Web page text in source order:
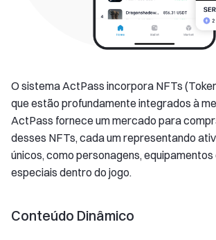
O sistema ActPass incorpora NFTs
que estão profundamente integrados à
ActPass fornece um mercado para
desses NFTs, cada um representando
únicos, como personagens,
especiais dentro do jogo.
Conteúdo Dinâmico